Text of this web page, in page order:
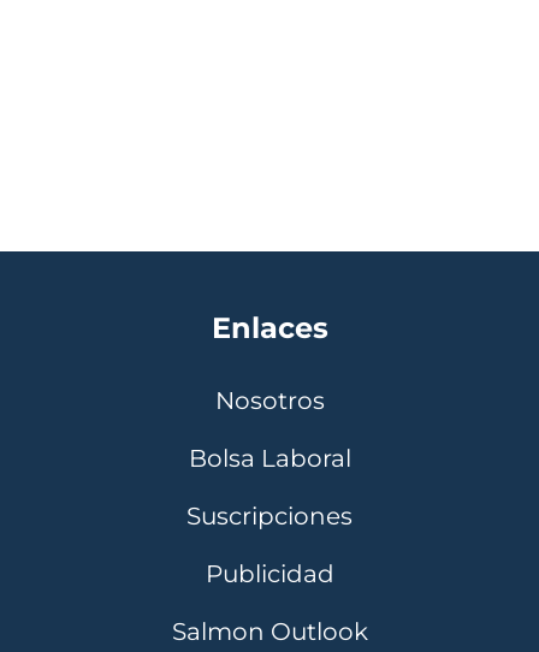
Enlaces
Nosotros
Bolsa Laboral
Suscripciones
Publicidad
Salmon Outlook